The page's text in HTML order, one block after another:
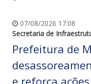
07/08/2026 17:08
Secretaria de
Prefeitura de